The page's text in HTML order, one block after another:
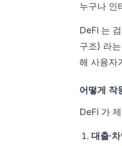
누구나 인
DeFi 는
구조) 라
해 사용자
어떻게 작
DeFi 가
대출·